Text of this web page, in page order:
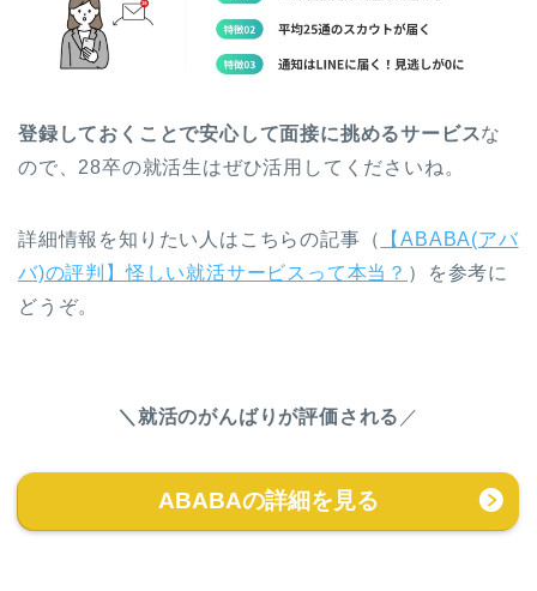
登録しておくことで安心して面接に挑めるサービスな
ので、28卒の就活生はぜひ活用してくださいね。
詳細情報を知りたい人はこちらの記事（
【ABABA(アバ
バ)の評判】怪しい就活サービスって本当？ ）を参考に
どうぞ。
＼就活のがんばりが評価される ／
ABABAの詳細を見る